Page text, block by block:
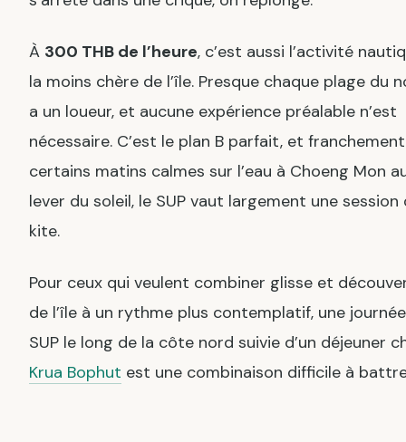
À 300 THB de l’heure, c’est aussi l’activité
la moins chère de l’île. Presque chaque plage du
a un loueur, et aucune expérience préalable n’est
nécessaire. C’est le plan B parfait, et
certains matins calmes sur l’eau à Choeng Mon
lever du soleil, le SUP vaut largement une session
kite.
Pour ceux qui veulent combiner glisse et
de l’île à un rythme plus contemplatif, une journée
SUP le long de la côte nord suivie d’un déjeuner
Krua Bophut est une combinaison difficile à